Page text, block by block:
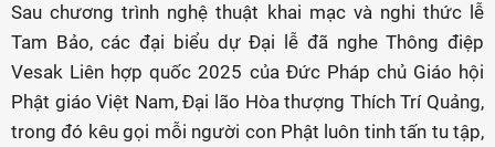
Sau chương trình nghệ thuật khai mạc và nghi thức lễ
Tam Bảo, các đại biểu dự Đại lễ đã nghe Thông điệp
Vesak Liên hợp quốc 2025 của Đức Pháp chủ Giáo hội
Phật giáo Việt Nam, Đại lão Hòa thượng Thích Trí Quảng,
trong đó kêu gọi mỗi người con Phật luôn tinh tấn tu tập,